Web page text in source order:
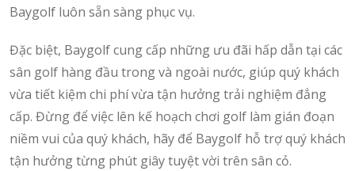
Baygolf luôn sẵn sàng phục vụ.
Đặc biệt, Baygolf cung cấp những ưu đãi hấp dẫn tại các
sân golf hàng đầu trong và ngoài nước, giúp quý khách
vừa tiết kiệm chi phí vừa tận hưởng trải nghiệm đẳng
cấp. Đừng để việc lên kế hoạch chơi golf làm gián đoạn
niềm vui của quý khách, hãy để Baygolf hỗ trợ quý khách
tận hưởng từng phút giây tuyệt vời trên sân cỏ.